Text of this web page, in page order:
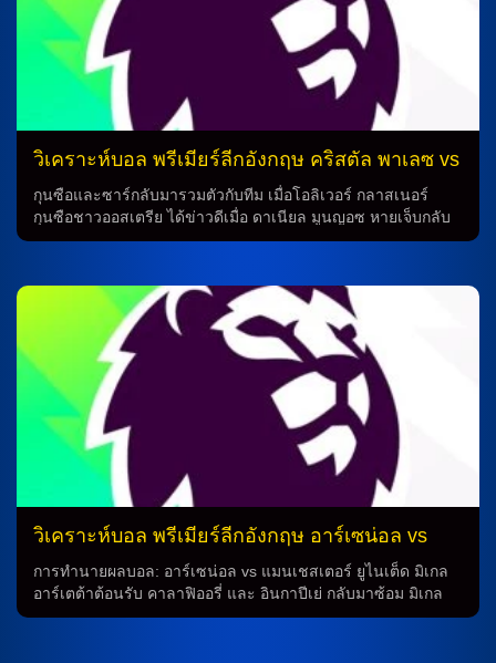
สนใจของทีม ความสำคัญของแอสตัน วิลล่า แอสตัน วิลล่า ถือ
เป็นผู้คู่แข่งที่มีมาตรฐานดีจริง แม้จะเป็นเหตุที่ทำให้เกมรับนอก
บ้านยังมีช่องให้เล่นงานได้ แต่ทีมนิวคาสเซิล ก็มีความมั่นใจที่จะ
ต่อสู้กับทีมคู่แข่งให้ได้ชัย สรุป ด้วยการทำนายและการวิเคราะห์ที่
ดี ทำให้ทีมนิวคาสเซิล มีโอกาสชนะในการแข่งขันนี้ ซึ่งการเล่น
ในบ้านและความมั่นใจจากผลการแข่งขันก่อนหน้าจึงเป็นปัจจัยที่
ทำให้ทีมนิวคาสเซิล มีแรงบันดาลใจในการแข่งขัน การวิเคราะห์
บอลเพิ่มเติม การทำนายผลการแข่งขันฟุตบอลไม่ได้เป็นเรื่องง่าย
หลายปัจจัยต่างๆ ส่งผลต่อผลลัพธ์ของเกม ไม่ว่าจะเป็นสภาพการ
เล่นของทีม การได้รับบาดเจ็บ แม้กระทั้งสภาพอากาศ ซึ่งทั้งหมดนี้
มีอิทธิพลต่อการแข่งขันอย่างมาก ความสำคัญของการดูบอลสด
การแข่งขันอย่างเป็นจริงจะช่วยให้เรารู้สึกถึงบรรยากาศและ
สภาพการเล่นของทีมที่ชัดเจน ซึ่งสามารถช่วยให้เราทำนาย
ผลลัพธ์ได้อย่างแม่นยำมากยิ่งขึ้น การวิเคราะห์ฟุตบอลอย่างมือ
อาชีพ การวิเคราะห์ฟุตบอลเป็นศิลปะและวิชาที่ต้องใช้เวลาและ
ความรอบรู้เป็นอย่างมาก เพื่อที่จะสามารถทำนายผลการแข่งขัน
อย่างคล่องตัว การศึกษาสถิติ การวิเคราะห์สมรรถนะของทีม และ
การวิเคราะห์สภาพการเล่นของผู้เล่นเป็นสิ่งสำคัญที่ช่วยให้การ
ทำนายเป็นไปอย่างถูกต้อง วิธีการทำนายผลบอลที่คล่องตัว การ
ทำนายผลบอลที่แม่นยำนั้นไม่ได้มาจากความโชค แต่มาจากการ
ศึกษาและการวิเคราะห์อย่างถูกต้อง การดูสถิติทีม การติดตาม
รายงานข่าวล่าสุด และการเรียนรู้จากผลการแข่งขันที่ผ่านมา
เป็นสิ่งสำคัญที่จะช่วยให้การทำนายเป็นไปอย่างสม่ำเสมอ การจับ
วิเคราะห์บอล พรีเมียร์ลีกอังกฤษ คริสตัล พาเลซ vs
เชลซี
กุนซือและซาร์กลับมารวมตัวกับทีม เมื่อโอลิเวอร์ กลาสเนอร์
กุนซือชาวออสเตรีย ได้ข่าวดีเมื่อ ดาเนียล มูนญอซ หายเจ็บกลับ
มาแล้วหลังหายหน้าไปร่วมเดือน ขณะที่ เนธาเนียล ไคลน์ ก็อาจ
ชันส์กับทีมชาติเซเนกัล ก็จะกลับมาเป็นส่วนหนึ่งของทีมอีกครั้ง
นักเตะที่มีปัญหาบาดเจ็บ การพักผ่อนจากการบาดเจ็บเป็นสิ่ง
สำคัญที่จะช่วยให้นักเตะกลับมาสู่สภาพดีก่อนการแข่งขัน โคล
พาลเมอร์ กลับมาซ้อมได้แล้วหลังพลาดลงเล่นในเกมที่ชนะ ปา
ฟอส เนื่องจากบาดเจ็บเล็กน้อยที่ต้นขา ในขณะเดียวกัน ฟิลิป ยอร์
เกนเซ่น ผู้รักษาประตูไม่ได้บาดเจ็บรุนแรงอย่างที่คิดเอาไว้ แต่ ดา
ริโอ เอสซูโก้ มีปัญหาบาดเจ็บอีกครั้งหลังจะต้องพักนานกว่าหนึ่ง
เดือน ลีวาย โคลวิลล์ และ โทซิน อดาราบิโอโย่ ยังต้องพักยาว
ส่วนเกมนี้ยังเร็วเกินไปสำหรับ โรมีโอ ลาเวีย การทำนายสำหรับ
เกมถัดไป เมื่อพิจารณาถึงการทำนายฟุตบอล ทุกคนต่างต้อง
ติดตามเกมอย่างใกล้ชิด เพราะความเร็วของเกมและความ
สามารถของทีมทำให้การทำนายเป็นเรื่องที่ท้าทาย แม้ เชลซี ชนะ
มา 2 นัดก็จริง แต่ฟอร์มโดยรวมยังไม่น่าอุ่นใจ และยิ่งเกมนี้ต้อง
บุกดวล คริสตัล พาเลซ ในศึกดาร์บี้ ซึ่งไม่ง่าย […]
วิเคราะห์บอล พรีเมียร์ลีกอังกฤษ อาร์เซน่อล vs
แมนฯ ยูไนเต็ด
การทำนายผลบอล: อาร์เซน่อล vs แมนเชสเตอร์ ยูไนเต็ด มิเกล
อาร์เตต้าต้อนรับ คาลาฟิออรี่ และ อินกาปีเย่ กลับมาซ้อม มิเกล
อาร์เตต้า กุนซือชาวสเปน รับทัพ ริคคาร์โด้ คาลาฟิออรี่ และ ปิเอ